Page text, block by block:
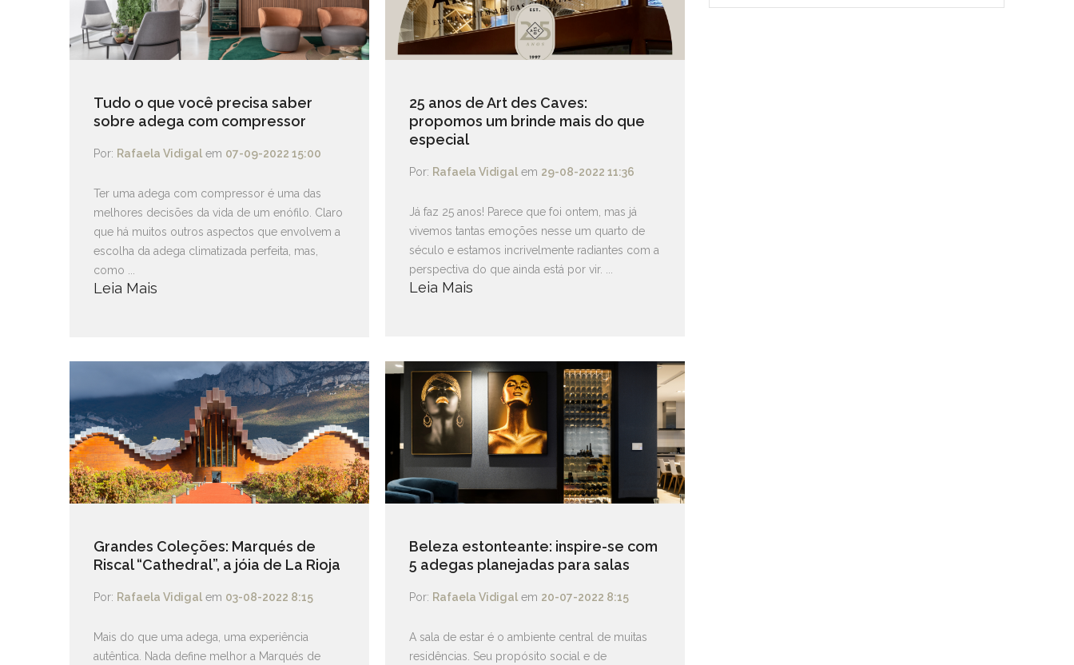
Tudo o que você precisa saber
sobre adega com compressor
Por: Rafaela Vidigal em 07-09-2022 15:00
Ter uma adega com compressor é uma das
melhores decisões da vida de um enófilo. Claro
que há muitos outros aspectos que envolvem a
escolha da adega climatizada perfeita, mas,
como ...
Leia Mais
25 anos de Art des Caves:
propomos um brinde mais do que
especial
Por: Rafaela Vidigalem 29-08-2022 11:36
Já faz 25 anos! Parece que foi ontem, mas já
vivemos tantas emoções nesse um quarto de
século e estamos incrivelmente radiantes com a
perspectiva do que ainda está por vir. ...
Leia Mais
Grandes Coleções: Marqués de
Riscal “Cathedral”, a jóia de La Rioja
Por: Rafaela Vidigal em 03-08-2022 8:15
Mais do que uma adega, uma experiência
autêntica. Nada define melhor a Marqués de
Beleza estonteante: inspire-se com
5 adegas planejadas para salas
Por: Rafaela Vidigalem 20-07-2022 8:15
A sala de estar é o ambiente central de muitas
residências. Seu propósito social e de